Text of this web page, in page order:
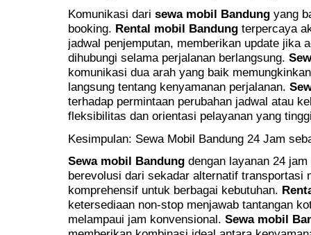
Komunikasi dari sewa mobil Bandung yang
booking. Rental mobil Bandung terpercaya
jadwal penjemputan, memberikan update jika
dihubungi selama perjalanan berlangsung.
komunikasi dua arah yang baik
langsung tentang kenyamanan perjalanan.
terhadap permintaan perubahan jadwal atau
fleksibilitas dan orientasi pelayanan yang
Kesimpulan: Sewa Mobil Bandung 24 Jam
Sewa mobil Bandung dengan layanan 24
berevolusi dari sekadar alternatif transportasi
komprehensif untuk berbagai kebutuhan.
ketersediaan non-stop menjawab tantangan
melampaui jam konvensional. Sewa mobil